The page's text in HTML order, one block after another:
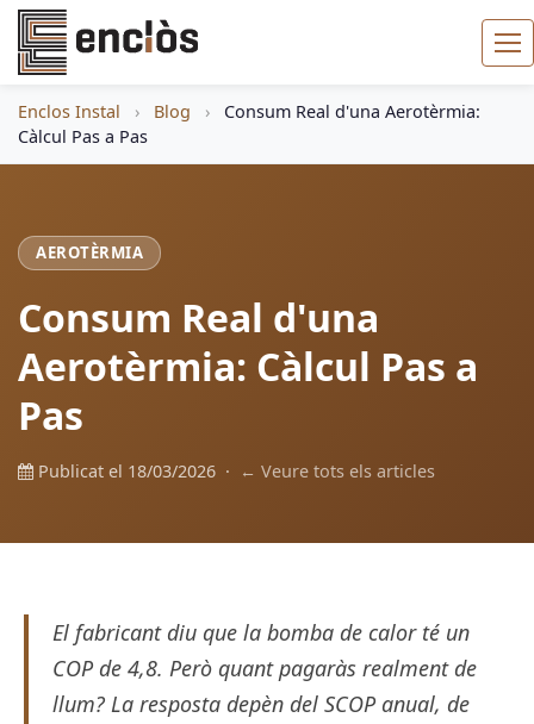
Enclos Instal › Blog ›
Consum Real d'una Aerotèrmia:
Càlcul Pas a Pas
AEROTÈRMIA
Consum Real d'una
Aerotèrmia: Càlcul Pas a
Pas
Publicat el 18/03/2026 · ← Veure tots els articles
El fabricant diu que la bomba de calor té un
COP de 4,8. Però quant pagaràs realment de
llum? La resposta depèn del SCOP anual, de